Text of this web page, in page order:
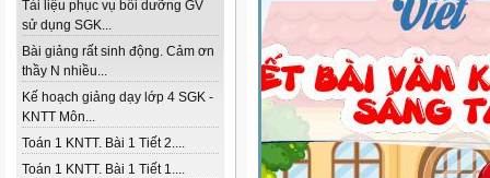
Tài liệu phục vụ bồi dưỡng GV
sử dụng SGK...
Bài giảng rất sinh động. Cảm ơn
thầy N nhiều...
Kế hoạch giảng dạy lớp 4 SGK -
KNTT Môn...
Toán 1 KNTT. Bài 1 Tiết 2....
Toán 1 KNTT. Bài 1 Tiết 1....